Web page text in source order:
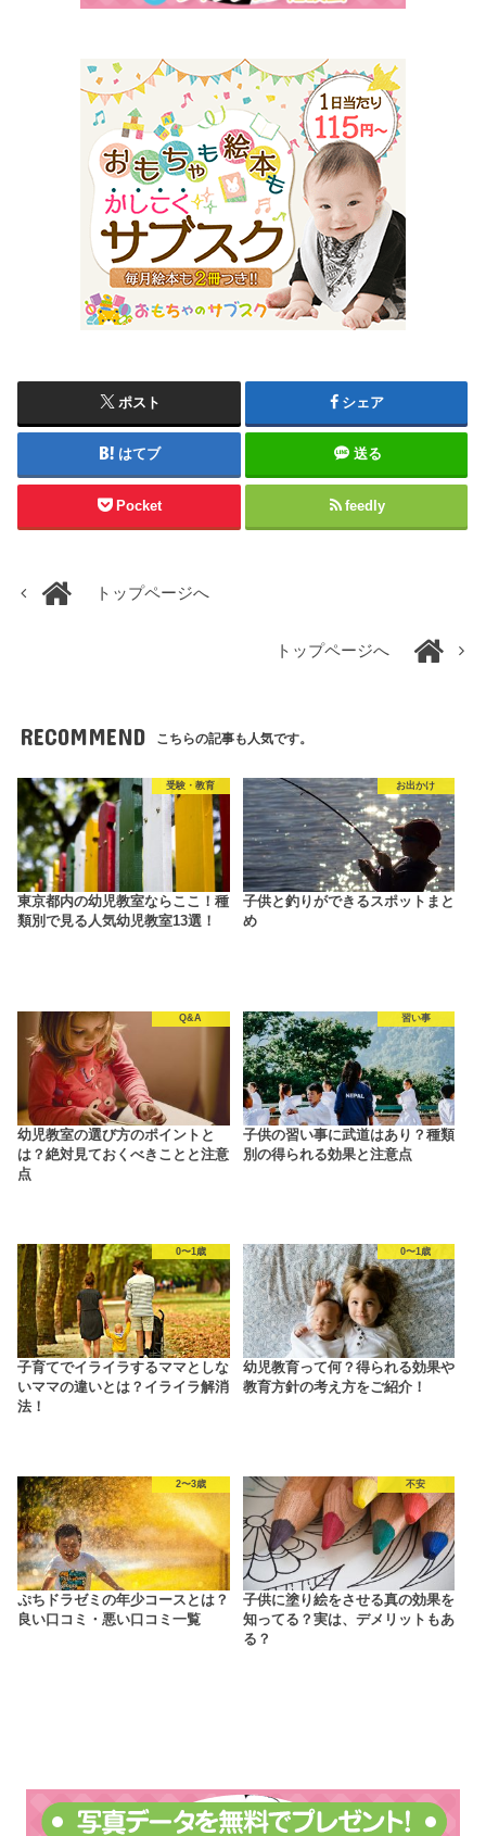
ポスト シェア
はてブ 送る
Pocket feedly
トップページへ
トップページへ
RECOMMEND こちらの記事も人気です。
受験・教育
東京都内の幼児教室ならここ！種
類別で見る人気幼児教室13選！
お出かけ
子供と釣りができるスポットまと
め
Q&A
幼児教室の選び方のポイントと
は？絶対見ておくべきことと注意
点
習い事
子供の習い事に武道はあり？種類
別の得られる効果と注意点
0〜1歳
子育てでイライラするママとしな
いママの違いとは？イライラ解消
法！
0〜1歳
幼児教育って何？得られる効果や
教育方針の考え方をご紹介！
2〜3歳
ぷちドラゼミの年少コースとは？
良い口コミ・悪い口コミ一覧
不安
子供に塗り絵をさせる真の効果を
知ってる？実は、デメリットもあ
る？